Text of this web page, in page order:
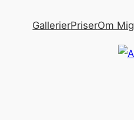
GallerierPriserOm Mig